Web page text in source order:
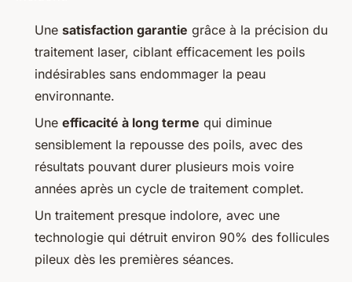
Une satisfaction garantie grâce à la précision du
traitement laser, ciblant efficacement les poils
indésirables sans endommager la peau
environnante.
Une efficacité à long terme qui diminue
sensiblement la repousse des poils, avec des
résultats pouvant durer plusieurs mois voire
années après un cycle de traitement complet.
Un traitement presque indolore, avec une
technologie qui détruit environ 90% des follicules
pileux dès les premières séances.